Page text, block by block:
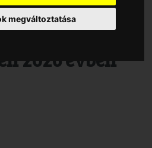
megváltoztatása
vedd magad
Pomáz
2026 évben